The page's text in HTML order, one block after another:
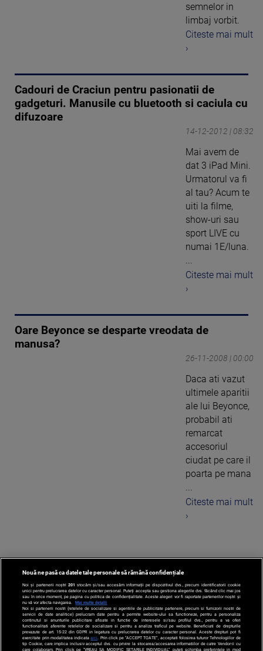
semnelor in
limbaj vorbit.
Citeste mai mult
›
Cadouri de Craciun pentru pasionatii de
gadgeturi. Manusile cu bluetooth si caciula cu
difuzoare
14-12-2012 | 08:32
Mai avem de
dat 3 iPad Mini.
Urmatorul va fi
al tau? Acum te
uiti la filme,
show-uri sau
sport LIVE cu
numai 1E/luna.
...
Citeste mai mult
›
Oare Beyonce se desparte vreodata de
manusa?
26-11-2008 | 00:00
Daca ati vazut
ultimele aparitii
ale lui Beyonce,
probabil ati
remarcat
accesoriul
ciudat pe care il
poarta pe mana
...
Citeste mai mult
›
1
Nouă ne pasă ca datele tale personale să rămână confidențiale
Noi și partenerii noștri 201 stocăm și/sau accesăm informații pe dispozitivul dvs., precum identificatorii cookie
unici pentru prelucrarea datelor cu caracter personal. Puteți accepta sau gestiona alegerile dvs. făcând clic mai jos
sau în orice moment, pe pagina cu politica de confidențialitate. Aceste alegeri vor fi raportate partenerilor noștri și
nu vă vor afecta navigarea.
Mai multe detalii
Noi si partenerii nostri (retelele de socializare si agentiile de publicitate partenere, precum si furnizorii nostri de
servicii de date analitice) prelucram date pentru a permite website-ului sa functioneze, pentru a personaliza
continutul si anunturile publicitare afisate in functie de interesele si/sau profilul dvs., pentru a va oferi
functionalitati aferente retelelor de socializare si pentru a analiza traficul pe website. Beneficiati de drepturile
prevazute de art. 15-22 din GDPR in legatura cu prelucrarea datelor cu caracter personal. Aceste drepturi pot fi
exercitate prin modalitatea indicataaici . Prin click pe “ACCEPT TOATE”, acceptati folosirea tuturor Tehnologiilor de
tip Cookie, care implica inclusiv acceptul dvs. cu privire la stocarea/accesarea informatiilor de catre Vendor-ii cu
care colaboram. Prin click pe “VREAU SA MODIFIC SETARILE INDIVIDUAL” puteti schimba preferintele in mod